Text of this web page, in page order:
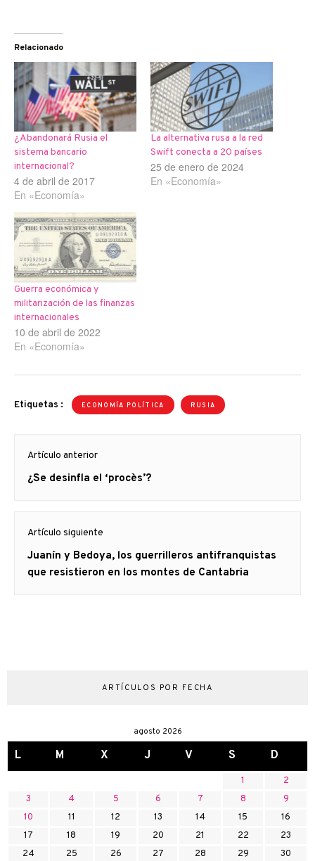
Relacionado
¿Abandonará Rusia el
sistema bancario
internacional?
4 de abril de 2017
En «Economía»
La alternativa rusa a la red
Swift conecta a 20 países
25 de enero de 2024
En «Economía»
Guerra económica y
militarización de las finanzas
internacionales
10 de abril de 2022
En «Economía»
Etiquetas : ECONOMÍA POLÍTICA RUSIA
de
entradas
Artículo anterior
Artículo
¿Se desinfla el ‘procès’?
Artículo siguiente
Artículo
siguiente:
Juanín y Bedoya, los guerrilleros antifranquistas
que resistieron en los montes de Cantabria
ARTÍCULOS POR FECHA
agosto 2026
L M X J V S D
1
2
3
4 5 6 7 8
9
10
11 12 13 14 15
16
17
18 19 20 21 22
23
24
25 26 27 28 29
30